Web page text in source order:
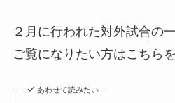
２月に行われた対外試合の
ご覧になりたい方はこちら
あわせて読みたい